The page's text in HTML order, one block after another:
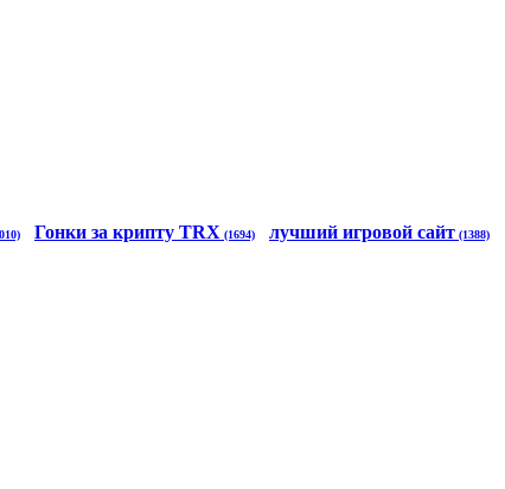
Гонки за крипту TRX (1694) лучший игровой сайт (1388)